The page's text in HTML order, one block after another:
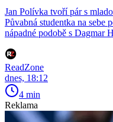
Jan Polívka tvoří pár s
Půvabná studentka na sebe
nápadné podobě s Dagmar
ReadZone
dnes, 18:12
4 min
Reklama